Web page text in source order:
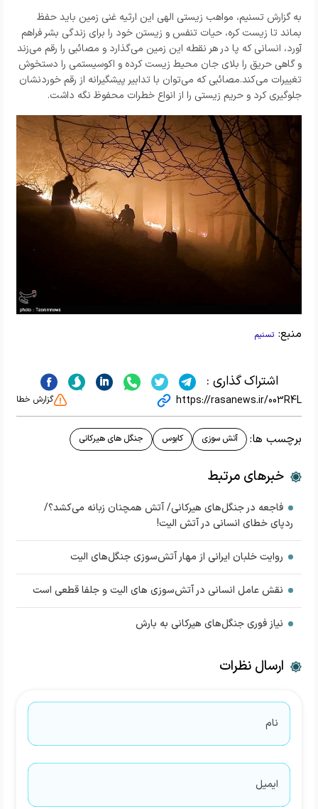
به گزارش تسنیم، مواهب زیستی الهی این ارثیه غنی زمین باید حفظ
بماند تا زیست کره، حیات تنفس و زیستن خود را برای زندگی بشر فراهم
آورد، انسانی که پا در هر نقطه این زمین می‌گذارد و مصائبی را رقم می‌زند
و گاهی حریق را بلای جان محیط زیست کرده و اکوسیستمی را دستخوش
تغییرات می‌کند.مصائبی که می‌توان با تدابیر پیشگیرانه از رقم خوردنشان
جلوگیری کرد و حریم زیستی را از انواع خطرات محفوظ نگه داشت.
منبع: تسنیم
اشتراک گذاری :
https://rasanews.ir/003R4L گزارش خطا
برچسب ها: آتش سوزی کابوس جنگل های هیرکانی
خبرهای مرتبط
فاجعه در جنگل‌های هیرکانی/ آتش همچنان زبانه می‌کشد؟/
ردپای خطای انسانی در آتش الیت!
روایت خلبان ایرانی از مهار آتش‌سوزی جنگل‌های الیت
نقش عامل انسانی در آتش‌سوزی‌ های الیت و جلفا قطعی است
نیاز فوری جنگل‌های هیرکانی به بارش
ارسال نظرات